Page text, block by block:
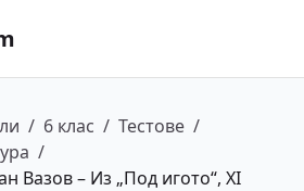
/ 6 клас / Тестове /
/
Вазов – Из „Под игото“, XI